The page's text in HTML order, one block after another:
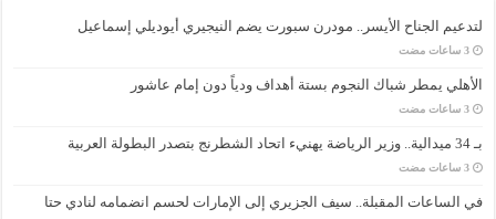
لتدعيم الجناح الأيسر.. مودرن سبورت يضم النيجيري أيوديلي إسماعيل
‏3 ساعات مضت
الأهلي يمطر شباك النجوم بستة أهداف ودياً دون إمام عاشور
‏3 ساعات مضت
بـ 34 ميدالية.. وزير الرياضة يهنيء اتحاد الشطرنج بتصدر البطولة العربية
‏3 ساعات مضت
في الساعات المقبلة.. سيف الجزيري إلى الإمارات لحسم انضمامه لنادي حتا